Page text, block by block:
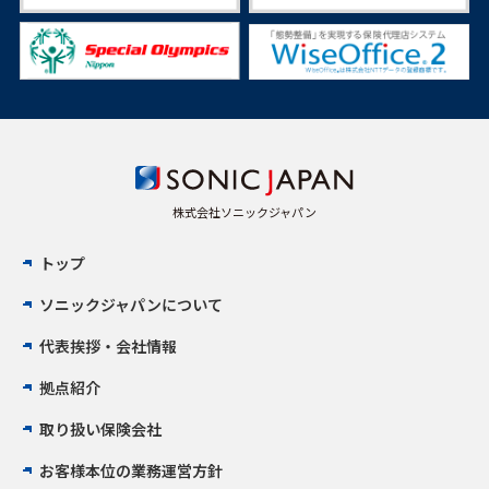
株式会社ソニックジャパン
トップ
ソニックジャパンについて
代表挨拶・会社情報
拠点紹介
取り扱い保険会社
お客様本位の業務運営方針